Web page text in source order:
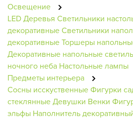
Освещение
LED Деревья Светильники
декоративныеСветильники
декоративныеТоршеры
Декоративные напольные
ночного неба Настольные лампы
Предметы интерьера
Сосны исскуственныеФигурки
стеклянныеДевушки Венки
эльфы Наполнитель